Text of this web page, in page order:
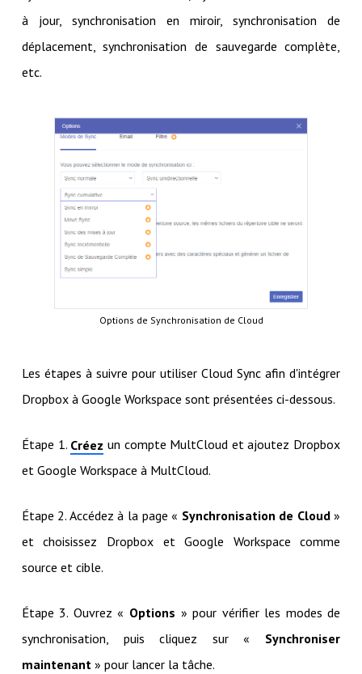
à jour, synchronisation en miroir, synchronisation de
déplacement, synchronisation de sauvegarde complète,
etc.
Options de Synchronisation de Cloud
Les étapes à suivre pour utiliser Cloud Sync afin d'intégrer
Dropbox à Google Workspace sont présentées ci-dessous.
Étape 1. Créez un compte MultCloud et ajoutez Dropbox
et Google Workspace à MultCloud.
Étape 2. Accédez à la page « Synchronisation de Cloud»
et choisissez Dropbox et Google Workspace comme
source et cible.
Étape 3. Ouvrez « Options » pour vérifier les modes de
synchronisation, puis cliquez sur « Synchroniser
maintenant» pour lancer la tâche.